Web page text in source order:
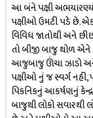
આ બંને પક્ષી
પક્ષીઓ ઉમટી પડે છે.
વિવિધ જાતોથી અને
તો બીજી બાજુ થોળ
આજુબાજુ ઊંચા ઝાડો
પક્ષીઓ નું જ સ્વર્ગ
પિકનિકનું આકર્ષણનું
બાજુથી લોકો સવારથી